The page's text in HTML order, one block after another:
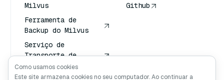
Milvus
Ferramenta de
Backup do Milvus
Serviço de
Transporte de
Vetores (VTS)
Github
Como usamos cookies
Este site armazena cookies no seu computador. Ao continuar a